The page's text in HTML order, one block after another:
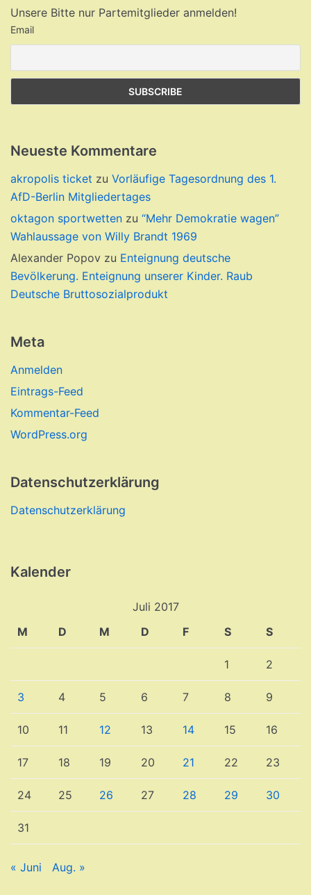
Unsere Bitte nur Partemitglieder anmelden!
Email
Neueste Kommentare
akropolis ticket zu Vorläufige Tagesordnung des 1.
AfD-Berlin Mitgliedertages
oktagon sportwetten zu “Mehr Demokratie wagen”
Wahlaussage von Willy Brandt 1969
Alexander Popov zu Enteignung deutsche
Bevölkerung. Enteignung unserer Kinder. Raub
Deutsche Bruttosozialprodukt
Meta
Anmelden
Eintrags-Feed
Kommentar-Feed
WordPress.org
Datenschutzerklärung
Datenschutzerklärung
Kalender
Juli 2017
M
D M D F S S
1 2
3 4 5 6 7 8 9
10 11 12 13 14 15 16
17 18 19 20 21 22 23
24 25 26 27 28 29 30
31
« Juni Aug. »